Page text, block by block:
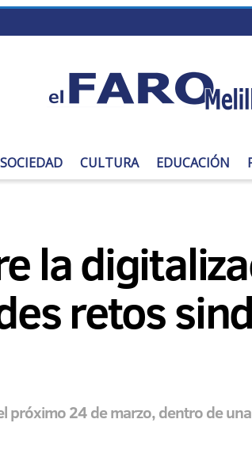
SOCIEDAD CULTURA EDUCACIÓN
la
retos
próximo 24 de marzo, dentro de